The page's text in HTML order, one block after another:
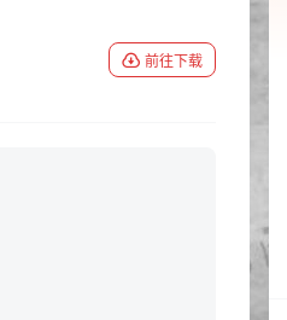
前往下载